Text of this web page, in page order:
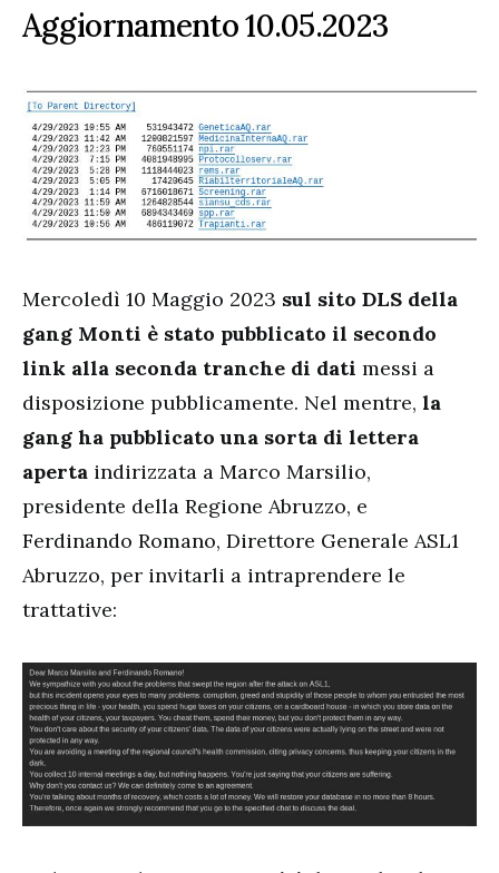
Aggiornamento 10.05.2023
Mercoledì 10 Maggio 2023 sul sito DLS della
gang Monti è stato pubblicato il secondo
link alla seconda tranche di dati messi a
disposizione pubblicamente. Nel mentre, la
gang ha pubblicato una sorta di lettera
aperta indirizzata a Marco Marsilio,
presidente della Regione Abruzzo, e
Ferdinando Romano, Direttore Generale ASL1
Abruzzo, per invitarli a intraprendere le
trattative: